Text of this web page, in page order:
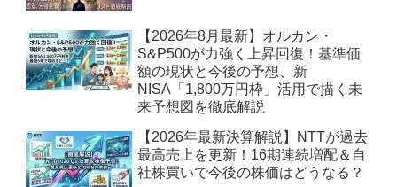
【2026年8月最新】オルカン・
S&P500が力強く上昇回復！基準価
額の現状と今後の予想、新
NISA「1,800万円枠」活用で描く未
来予想図を徹底解説
【2026年最新決算解説】NTTが過去
最高売上を更新！16期連続増配＆自
社株買いで今後の株価はどうなる？